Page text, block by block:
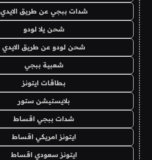
شدات ببجي عن طريق الايدي
شحن يلا لودو
شحن لودو عن طريق الايدي
شعبية ببجي
بطاقات ايتونز
بلايستيشن ستور
شدات ببجي اقساط
ايتونز امريكي اقساط
ايتونز سعودي اقساط